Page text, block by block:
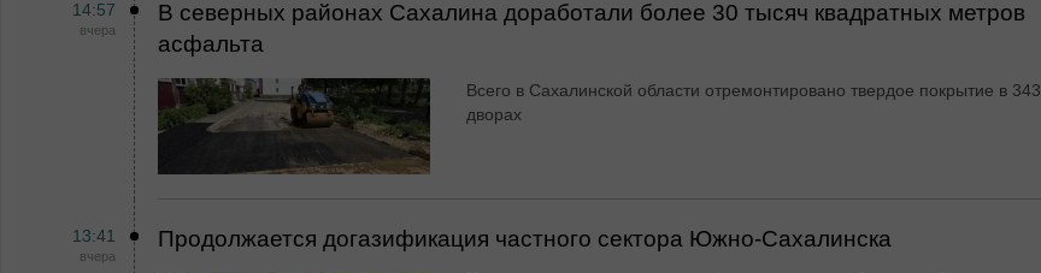
14:57
вчера
В северных районах Сахалина доработали более 30 тысяч квадратных метров
асфальта
Всего в Сахалинской области отремонтировано твердое покрытие в 343
дворах
13:41
вчера
Продолжается догазификация частного сектора Южно-Сахалинска